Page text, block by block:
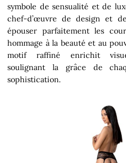
symbole de sensualité et de
chef-d’œuvre de design et
épouser parfaitement les
hommage à la beauté et au
motif raffiné enrichit
soulignant la grâce de
sophistication.